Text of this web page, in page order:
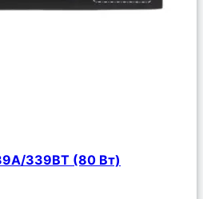
339BT (80 Вт)